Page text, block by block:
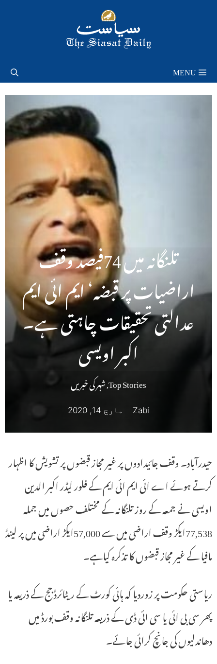
MENU
تلنگانہ میں 74فیصد وقف
اراضیات پر قبضہ‘ ایم ائی ایم
عدالتی تحقیقات چاہتی ہے۔
اکبر اویسی
Top Stories
,شہر کی خبریں
Zabi مارچ 14, 2020
حیدرآباد۔ وقف جائیدادوں پر غیر مجاز قبضوں پر تشویش کا اظہار
کرتے ہوئے اے ائی ایم ائی ایم کے فلور لیڈر اکبر الدین
اویسی نے جمعہ کے روز تلنگانہ کے مختلف حصوں میں جملہ
77,538ایکڑ وقف اراضی میں سے 57,000ایکڑ اراضی میں پر لینڈ
مافیا کے غیر مجاز قبضوں کا تذکرہ کیاہے۔
ریاستی حکومت پر زوردیا کہ ہائی کورٹ کے ریٹائرڈ جج کے ذریعہ یا
پھر سی بی ائی یا سی ائی ڈی کے ذریعہ تلنگانہ وقف بورڈ میں
دھاندلیوں کی جانچ کرائی جائے۔